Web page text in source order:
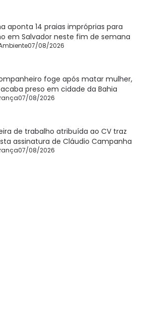
aponta 14 praias impróprias para
em Salvador neste fim de semana
07/08/2026
foge após matar mulher,
preso em cidade da Bahia
07/08/2026
de trabalho atribuída ao CV traz
assinatura de Cláudio Campanha
07/08/2026